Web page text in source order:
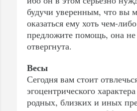
будучи уверенным, что вы
оказаться ему хоть чем-
предложите помощь, она не
отвергнута.
Весы
Сегодня вам стоит
эгоцентрического
родных, близких и иных